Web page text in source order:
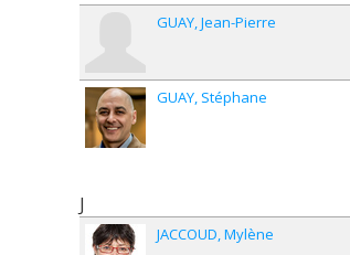
GUAY Jean-Pierre
GUAY Stéphane
J
JACCOUD Mylène